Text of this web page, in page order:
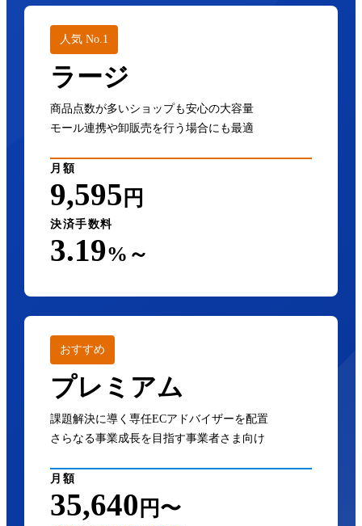
人気 No.1
ラージ
商品点数が多いショップも安心の大容量
モール連携や卸販売を行う場合にも最適
月額
9,595 円
決済手数料
3.19%～
おすすめ
プレミアム
課題解決に導く専任ECアドバイザーを配置
さらなる事業成長を目指す事業者さま向け
月額
35,640 円〜